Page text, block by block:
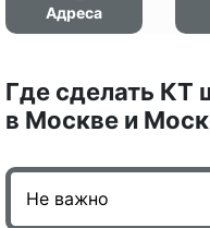
Адреса
Где сделать КТ
в Москве и